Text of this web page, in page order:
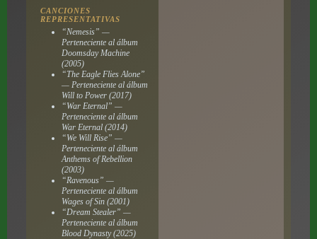
CANCIONES
REPRESENTATIVAS
“Nemesis” —
Perteneciente al álbum
Doomsday Machine
(2005)
“The Eagle Flies Alone”
— Perteneciente al álbum
Will to Power(2017)
“War Eternal” —
Perteneciente al álbum
War Eternal(2014)
“We Will Rise” —
Perteneciente al álbum
Anthems of Rebellion
(2003)
“Ravenous” —
Perteneciente al álbum
Wages of Sin(2001)
“Dream Stealer” —
Perteneciente al álbum
Blood Dynasty(2025)